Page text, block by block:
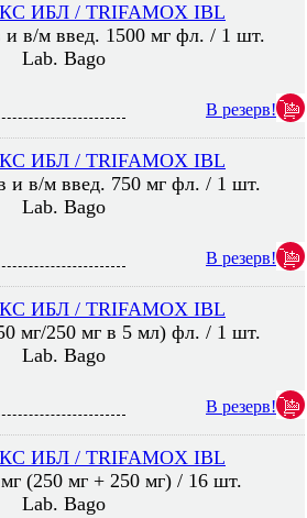
ИБЛ / TRIFAMOX IBL
и в/м введ. 1500 мг фл. / 1 шт.
Lab. Bago
В резерв!
ИБЛ / TRIFAMOX IBL
и в/м введ. 750 мг фл. / 1 шт.
Lab. Bago
В резерв!
ИБЛ / TRIFAMOX IBL
мг/250 мг в 5 мл) фл. / 1 шт.
Lab. Bago
В резерв!
ИБЛ / TRIFAMOX IBL
(250 мг + 250 мг) / 16 шт.
Lab. Bago